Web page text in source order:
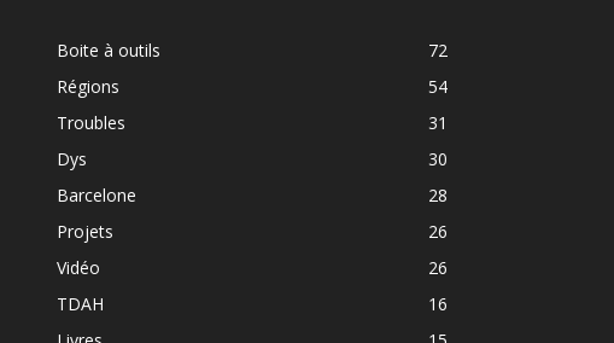
Boite à outils
72
Régions
54
Troubles
31
Dys
30
Barcelone
28
Projets
26
Vidéo
26
TDAH
16